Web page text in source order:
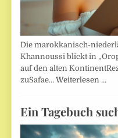
Die marokkanisch-
Khannoussi blickt in
auf den alten
zuSafae…Weiterlesen …
Ein Tagebuch